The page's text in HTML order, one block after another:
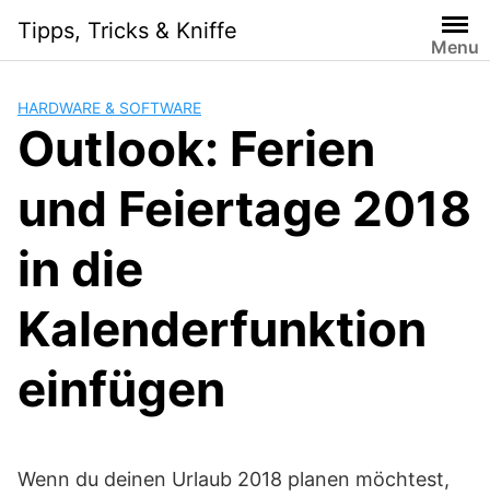
i
Tipps, Tricks & Kniffe
Menu
HARDWARE & SOFTWARE
Outlook: Ferien
und Feiertage 2018
in die
Kalenderfunktion
einfügen
Wenn du deinen Urlaub 2018 planen möchtest,